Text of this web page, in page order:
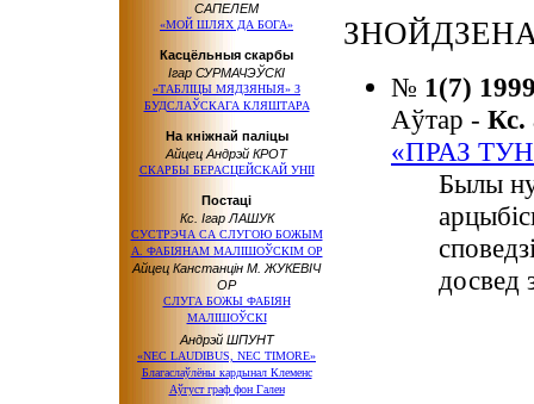
САПЕЛЕМ
«МОЙ ШЛЯХ ДА БОГА»
Касцёльныя скарбы
Ігар СУРМАЧЭЎСКІ
«ТАБЛІЦЫ МЯДЗЯНЫЯ» З
БУДСЛАЎСКАГА КЛЯШТАРА
На кніжнай паліцы
Айцец Андрэй КРОТ
СКАРБЫ БЕРАСЦЕЙСКАЙ УНІІ
Постаці
Кс. Ігар ЛАШУК
СУСТРЭЧА СА СЛУГОЮ БОЖЫМ
А. ФАБІЯНАМ МАЛІШОЎСКІМ OP
Айцец Канстанцін М. ЖУКЕВІЧ
OP
СЛУГА БОЖЫ ФАБІЯН
МАЛІШОЎСКІ
Андрэй ШПУНТ
«NEC LAUDIBUS, NEC TIMORE»
Благаслаўлёны кардынал Клеменс
Аўгуст граф фон Гален
№ 1(7)
Аўтар -
«ПРАЗ
Былы
досвед